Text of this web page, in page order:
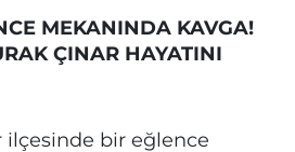
MEKANINDA KAVGA!
ÇINAR HAYATINI
ilçesinde bir eğlence